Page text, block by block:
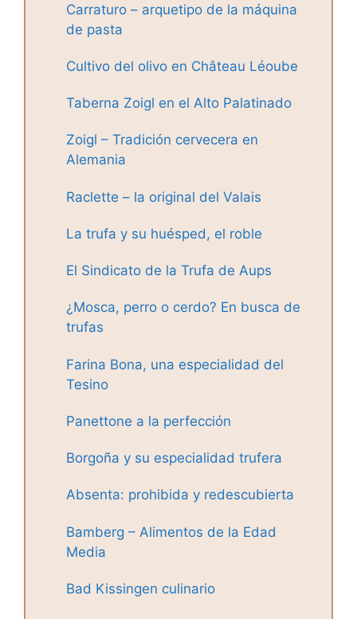
Carraturo – arquetipo de la máquina
de pasta
Cultivo del olivo en Château Léoube
Taberna Zoigl en el Alto Palatinado
Zoigl – Tradición cervecera en
Alemania
Raclette – la original del Valais
La trufa y su huésped, el roble
El Sindicato de la Trufa de Aups
¿Mosca, perro o cerdo? En busca de
trufas
Farina Bona, una especialidad del
Tesino
Panettone a la perfección
Borgoña y su especialidad trufera
Absenta: prohibida y redescubierta
Bamberg – Alimentos de la Edad
Media
Bad Kissingen culinario